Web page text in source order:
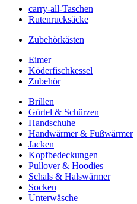
carry-all-Taschen
Rutenrucksäcke
Zubehörkästen
Eimer
Köderfischkessel
Zubehör
Brillen
Gürtel & Schürzen
Handschuhe
Handwärmer & Fußwärmer
Jacken
Kopfbedeckungen
Pullover & Hoodies
Schals & Halswärmer
Socken
Unterwäsche